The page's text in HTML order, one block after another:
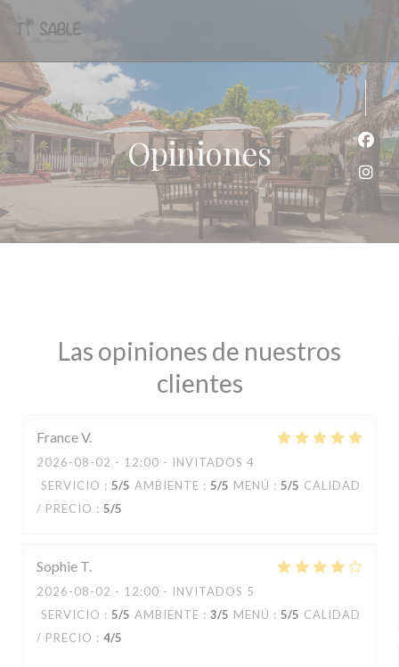
Opiniones
Las opiniones de nuestros
clientes
FranceV
2026-08-02 - 12:00 - INVITADOS 4
SERVICIO : 5/5 AMBIENTE : 5/5 MENÚ : 5/5 CALIDAD
/ PRECIO : 5/5
Sophie T
2026-08-02 - 12:00 - INVITADOS 5
SERVICIO : 5/5 AMBIENTE : 3/5 MENÚ : 5/5 CALIDAD
/ PRECIO : 4/5